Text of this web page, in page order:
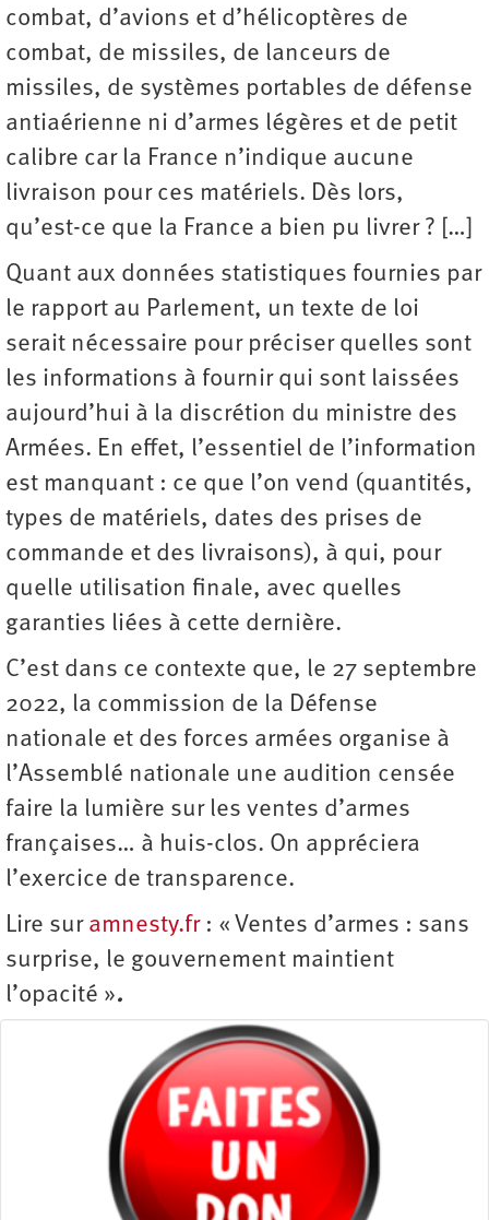
combat, d’avions et d’hélicoptères de
combat, de missiles, de lanceurs de
missiles, de systèmes portables de défense
antiaérienne ni d’armes légères et de petit
calibre car la France n’indique aucune
livraison pour ces matériels. Dès lors,
qu’est-ce que la France a bien pu livrer ? […]
Quant aux données statistiques fournies par
le rapport au Parlement, un texte de loi
serait nécessaire pour préciser quelles sont
les informations à fournir qui sont laissées
aujourd’hui à la discrétion du ministre des
Armées. En effet, l’essentiel de l’information
est manquant : ce que l’on vend (quantités,
types de matériels, dates des prises de
commande et des livraisons), à qui, pour
quelle utilisation finale, avec quelles
garanties liées à cette dernière.
C’est dans ce contexte que, le 27 septembre
2022, la commission de la Défense
nationale et des forces armées organise à
l’Assemblé nationale une audition censée
faire la lumière sur les ventes d’armes
françaises… à huis-clos. On appréciera
l’exercice de transparence.
Lire sur amnesty.fr: « Ventes d’armes : sans
surprise, le gouvernement maintient
l’opacité ».